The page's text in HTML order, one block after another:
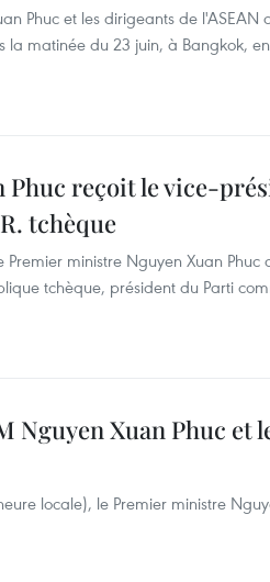
Phuc et les dirigeants de
la matinée du 23 juin, à Bangkok,
Phuc reçoit le vice-
tchèque
Premier ministre Nguyen Xuan
tchèque, président du Parti
Nguyen Xuan Phuc et
locale), le Premier ministre